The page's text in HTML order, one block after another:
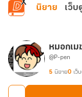
ข้ามไปยังเนื้อหาหลัก
นิยาย เว็บ
หมอกเม
@P-pen
5 นิยาย0 เว็